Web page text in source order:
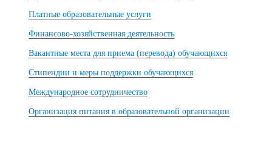
Платные образовательные услуги
Финансово-хозяйственная деятельность
Вакантные места для приема (перевода) обучающихся
Стипендии и меры поддержки обучающихся
Международное сотрудничество
Организация питания в образовательной организации